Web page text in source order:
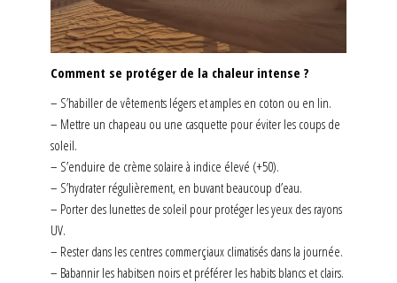
Comment se protéger de la chaleur intense ?
– S’habiller de vêtements légers et amples en coton ou en lin.
– Mettre un chapeau ou une casquette pour éviter les coups de
soleil.
– S’enduire de crème solaire à indice élevé (+50).
– S’hydrater régulièrement, en buvant beaucoup d’eau.
– Porter des lunettes de soleil pour protéger les yeux des rayons
UV.
– Rester dans les centres commerçiaux climatisés dans la journée.
– Babannir les habitsen noirs et préférer les habits blancs et clairs.